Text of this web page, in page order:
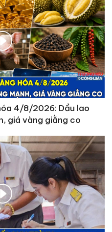
4/8/2026: Dầu lao
giá vàng giằng co